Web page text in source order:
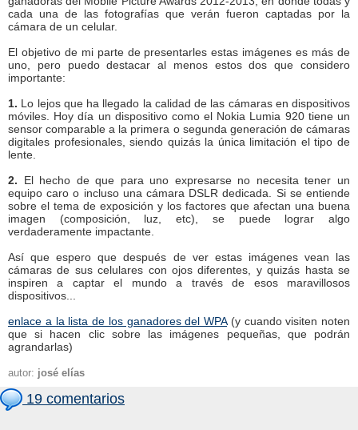
cada una de las fotografías que verán fueron captadas por la
cámara de un celular.
El objetivo de mi parte de presentarles estas imágenes es más de
uno, pero puedo destacar al menos estos dos que considero
importante:
1. Lo lejos que ha llegado la calidad de las cámaras en dispositivos
móviles. Hoy día un dispositivo como el Nokia Lumia 920 tiene un
sensor comparable a la primera o segunda generación de cámaras
digitales profesionales, siendo quizás la única limitación el tipo de
lente.
2. El hecho de que para uno expresarse no necesita tener un
equipo caro o incluso una cámara DSLR dedicada. Si se entiende
sobre el tema de exposición y los factores que afectan una buena
imagen (composición, luz, etc), se puede lograr algo
verdaderamente impactante.
Así que espero que después de ver estas imágenes vean las
cámaras de sus celulares con ojos diferentes, y quizás hasta se
inspiren a captar el mundo a través de esos maravillosos
dispositivos...
enlace a la lista de los ganadores del WPA(y cuando visiten noten
que si hacen clic sobre las imágenes pequeñas, que podrán
agrandarlas)
autor: josé elías
19 comentarios